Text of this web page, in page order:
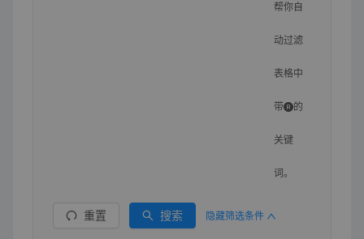
帮你自
动过滤
表格中
带 的
关键
词。
重置 搜索 隐藏筛选条件